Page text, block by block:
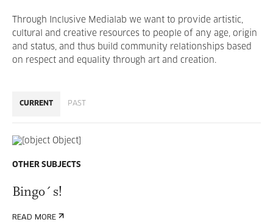
Through Inclusive Medialab we want to provide artistic,
cultural and creative resources to people of any age, origin
and status, and thus build community relationships based
on respect and equality through art and creation.
CURRENT PAST
OTHER SUBJECTS
Bingo´s!
READ MORE